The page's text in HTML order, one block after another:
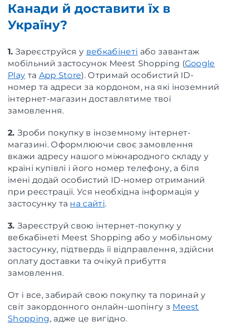
Канади й доставити їх в
Україну?
1. Зареєструйся у вебкабінеті або завантаж
мобільний застосунок Meest Shopping (Google
Play та App Store). Отримай особистий ID-
номер та адреси за кордоном, на які іноземний
інтернет-магазин доставлятиме твої
замовлення.
2. Зроби покупку в іноземному інтернет-
магазині. Оформлюючи своє замовлення
вкажи адресу нашого міжнародного складу у
країні купівлі і його номер телефону, а біля
імені додай особистий ID-номер отриманий
при реєстрації. Уся необхідна інформація у
застосунку та на сайті.
3. Зареєструй свою інтернет-покупку у
вебкабінеті Meest Shopping або у мобільному
застосунку, підтвердь її відправлення, здійсни
оплату доставки та очікуй прибуття
замовлення.
От і все, забирай свою покупку та поринай у
світ закордонного онлайн-шопінгу з Meest
Shopping, адже це вигідно.